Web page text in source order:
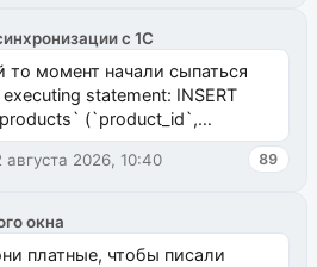
с 1С
то момент начали сыпаться
statement: INSERT
(`product_id`,
августа 2026, 10:40 89
окна
платные, чтобы писали